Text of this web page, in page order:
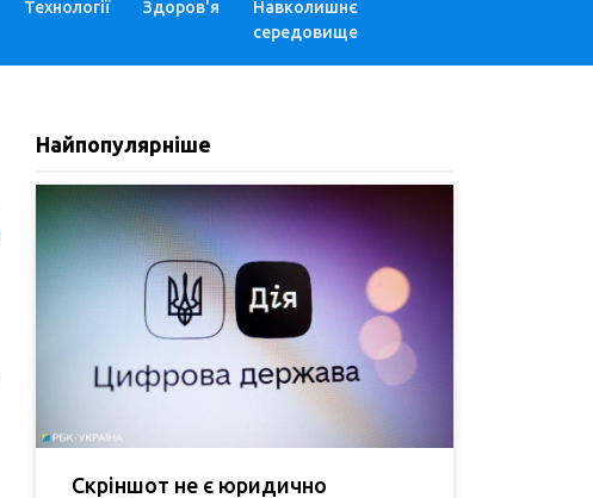
Технології Здоров'я
Навколишнє
середовище
Найпопулярніше
Скріншот не є юридично